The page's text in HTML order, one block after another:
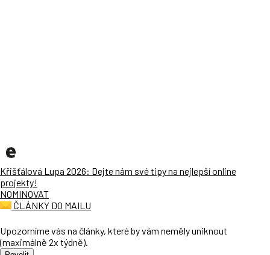
Křišťálová Lupa 2026: Dejte nám své tipy na nejlepší online
projekty!
NOMINOVAT
ČLÁNKY DO MAILU
Upozorníme vás na články, které by vám neměly uniknout
(maximálně 2x týdně).